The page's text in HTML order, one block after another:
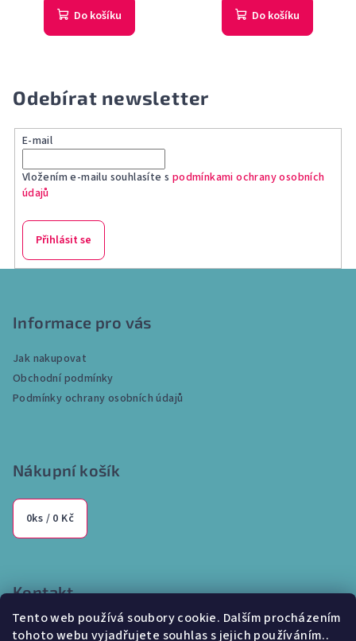
Tento web používá soubory cookie. Dalším procházením
tohoto webu vyjadřujete souhlas s jejich používáním..
Do košíku Do košíku
Odebírat newsletter
E-mail
Vložením e-mailu souhlasíte s podmínkami ochrany osobních
údajů
Přihlásit se
Informace pro vás
Jak nakupovat
Obchodní podmínky
Podmínky ochrany osobních údajů
Nákupní košík
0ks / 0 Kč
Kontakt
info @internetparfem.cz